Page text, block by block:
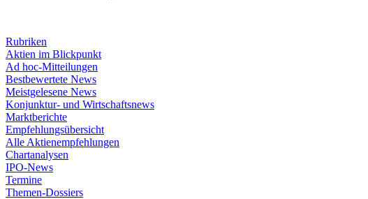
Rubriken
Aktien im Blickpunkt
Ad hoc-Mitteilungen
Bestbewertete News
Meistgelesene News
Konjunktur- und Wirtschaftsnews
Marktberichte
Empfehlungsübersicht
Alle Aktienempfehlungen
Chartanalysen
IPO-News
Termine
Themen-Dossiers